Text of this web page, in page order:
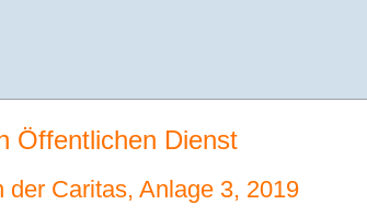
Öffentlichen Dienst
Caritas, Anlage 3, 2019